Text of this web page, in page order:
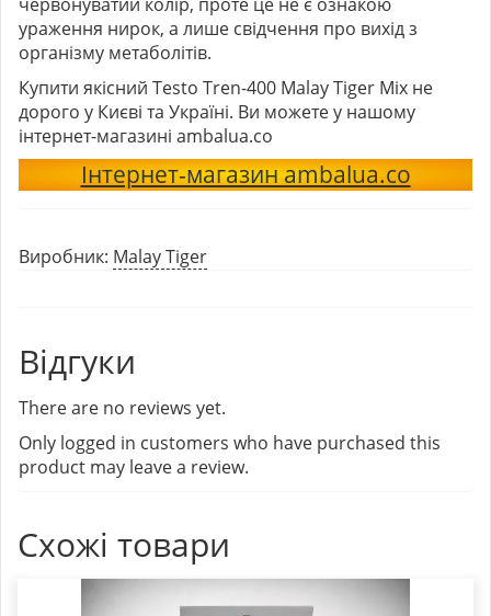
ураження нирок, а лише свідчення про вихід з
організму метаболітів.
Купити якісний Testo Tren-400 Malay Tiger Mix не
дорого у Києві та Україні. Ви можете у нашому
інтернет-магазині ambalua.co
Інтернет-магазин ambalua.co
Виробник: Malay Tiger
Відгуки
There are no reviews yet.
Only logged in customers who have purchased this
product may leave a review.
Схожі товари